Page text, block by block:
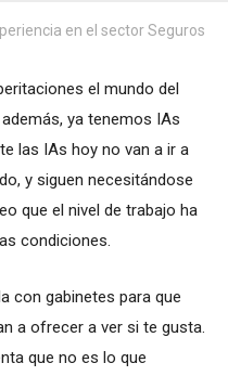
en el sector Seguros
el mundo del
ya tenemos IAs
las IAs hoy no van a ir a
y siguen necesitándose
que el nivel de trabajo ha
condiciones.
con gabinetes para que
a ofrecer a ver si te gusta.
que no es lo que